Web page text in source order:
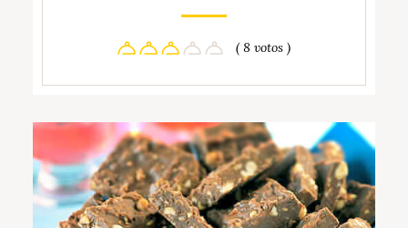
( 8 votos )